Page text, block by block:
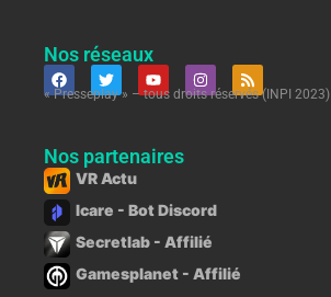
Nos réseaux
« Presseplay » – tous droits réservés (INPI 2023)
Nos partenaires
VR Actu
Icare - Bot Discord
Secretlab - Affilié
Gamesplanet - Affilié